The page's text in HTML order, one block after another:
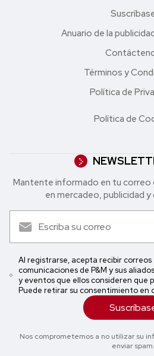
Anuario de la
Términos y
Política de
Política de
Mantente informado en tu correo
en mercadeo, publicidad
Al registrarse, acepta recibir
comunicaciones de P&M y sus
y eventos que ellos consideren que
Puede retirar su consentimiento en
Nos comprometemos a no utilizar su
enviar spam.